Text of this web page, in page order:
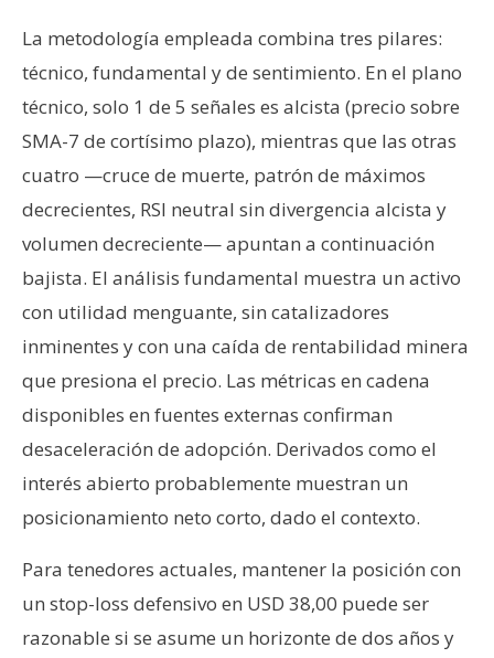
La metodología empleada combina tres pilares:
técnico, fundamental y de sentimiento. En el plano
técnico, solo 1 de 5 señales es alcista (precio sobre
SMA-7 de cortísimo plazo), mientras que las otras
cuatro —cruce de muerte, patrón de máximos
decrecientes, RSI neutral sin divergencia alcista y
volumen decreciente— apuntan a continuación
bajista. El análisis fundamental muestra un activo
con utilidad menguante, sin catalizadores
inminentes y con una caída de rentabilidad minera
que presiona el precio. Las métricas en cadena
disponibles en fuentes externas confirman
desaceleración de adopción. Derivados como el
interés abierto probablemente muestran un
posicionamiento neto corto, dado el contexto.
Para tenedores actuales, mantener la posición con
un stop-loss defensivo en USD 38,00 puede ser
razonable si se asume un horizonte de dos años y